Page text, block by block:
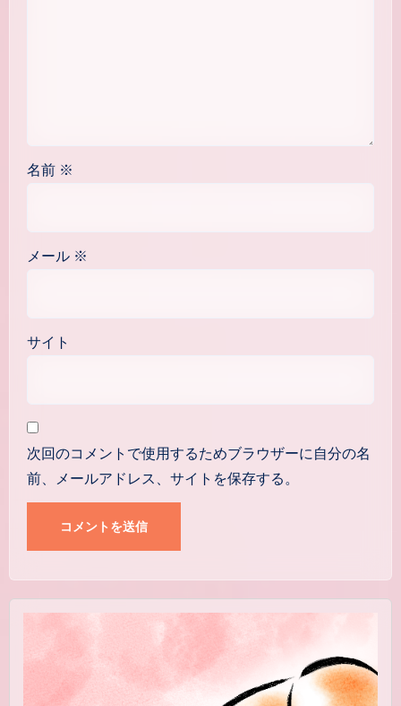
名前 ※
メール ※
サイト
次回のコメントで使用するためブラウザーに自分の名
前、メールアドレス、サイトを保存する。